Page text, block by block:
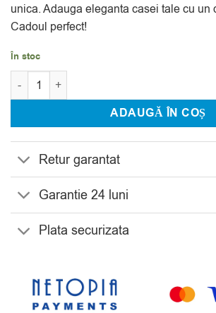
unica. Adauga eleganta casei tale cu un
Cadoul perfect!
În stoc
Cantitate Sfesnic din Cristal Bohemia
ADAUGĂ ÎN COȘ
Retur garantat
Garantie 24 luni
Plata securizata